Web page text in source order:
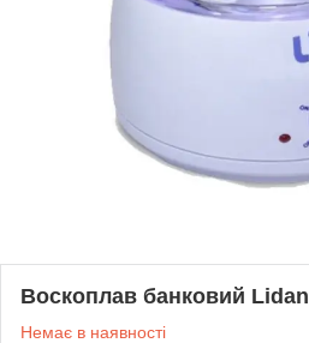
Воскоплав банковий Lidan
Немає в наявності